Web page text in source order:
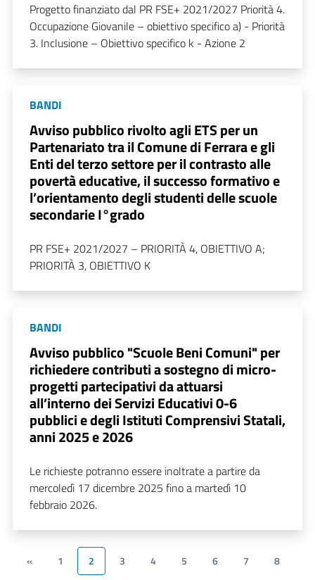
Progetto finanziato dal PR FSE+ 2021/2027 Priorità 4.
Occupazione Giovanile – obiettivo specifico a) - Priorità
3. Inclusione – Obiettivo specifico k - Azione 2
BANDI
Avviso pubblico rivolto agli ETS per un
Partenariato tra il Comune di Ferrara e gli
Enti del terzo settore per il contrasto alle
povertà educative, il successo formativo e
l’orientamento degli studenti delle scuole
secondarie I°grado
PR FSE+ 2021/2027 – PRIORITÀ 4, OBIETTIVO A;
PRIORITÀ 3, OBIETTIVO K
BANDI
Avviso pubblico "Scuole Beni Comuni" per
richiedere contributi a sostegno di micro-
progetti partecipativi da attuarsi
all’interno dei Servizi Educativi 0-6
pubblici e degli Istituti Comprensivi Statali,
anni 2025 e 2026
Le richieste potranno essere inoltrate a partire da
mercoledì 17 dicembre 2025 fino a martedì 10
febbraio 2026.
« 1 2 3 4 5 6 7
8